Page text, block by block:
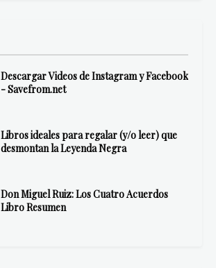
Descargar Videos de Instagram y Facebook
- Savefrom.net
Libros ideales para regalar (y/o leer) que
desmontan la Leyenda Negra
Don Miguel Ruiz: Los Cuatro Acuerdos
Libro Resumen